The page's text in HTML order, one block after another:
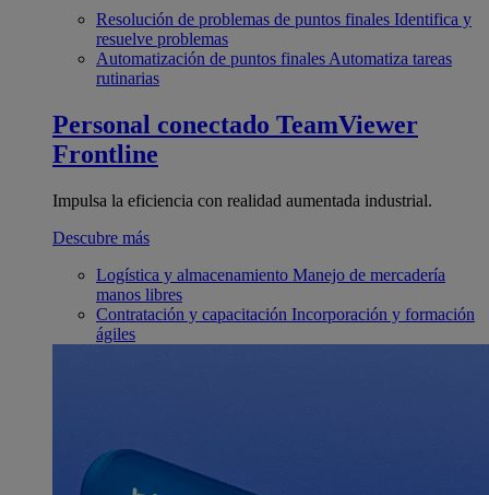
Resolución de problemas de puntos finales Identifica y
resuelve problemas
Automatización de puntos finales Automatiza tareas
rutinarias
Personal conectado TeamViewer
Frontline
Impulsa la eficiencia con realidad aumentada industrial.
Descubre más
Logística y almacenamiento Manejo de mercadería
manos libres
Contratación y capacitación Incorporación y formación
ágiles